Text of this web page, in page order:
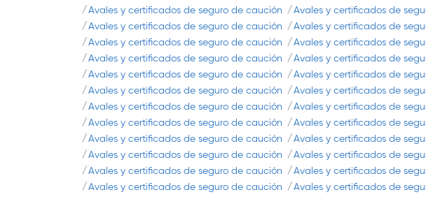
Avales y certificados de seguro de caución
Avales y certificados de
Avales y certificados de seguro de caución
Avales y certificados de
Avales y certificados de seguro de caución
Avales y certificados de
Avales y certificados de seguro de caución
Avales y certificados de
Avales y certificados de seguro de caución
Avales y certificados de
Avales y certificados de seguro de caución
Avales y certificados de
Avales y certificados de seguro de caución
Avales y certificados de
Avales y certificados de seguro de caución
Avales y certificados de
Avales y certificados de seguro de caución
Avales y certificados de
Avales y certificados de seguro de caución
Avales y certificados de
Avales y certificados de seguro de caución
Avales y certificados de
Avales y certificados de seguro de caución
Avales y certificados de